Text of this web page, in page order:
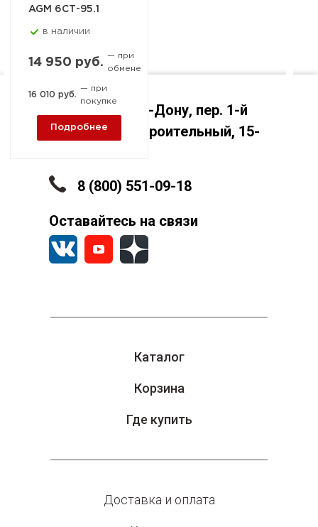
AGM 6СТ-95.1
в наличии
14 950 руб.
— при
обмене
16 010 руб.
— при
покупке
Подробнее
Каталог
Корзина
Где купить
Доставка и оплата
Ростов-на-Дону, пер. 1-й
Машиностроительный, 15-
8 (800) 551-09-18
Оставайтесь на связи